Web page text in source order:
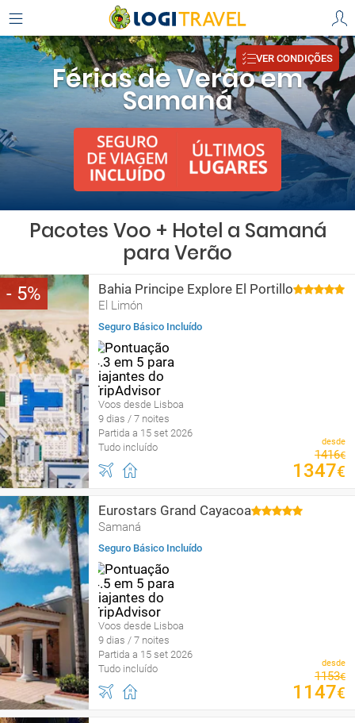
Férias de Verão em
Samaná
VER CONDIÇÕES
Pacotes Voo + Hotel a Samaná
para Verão
5 Bahia Principe Explore El Portillo
El Limón
Seguro Básico Incluído
Voos desde Lisboa
9 dias / 7 noites
Partida a 15 set 2026
Tudo incluído
desde
1416€
1347€
Eurostars Grand Cayacoa
Samaná
Seguro Básico Incluído
Voos desde Lisboa
9 dias / 7 noites
Partida a 15 set 2026
Tudo incluído
desde
1153€
1147€